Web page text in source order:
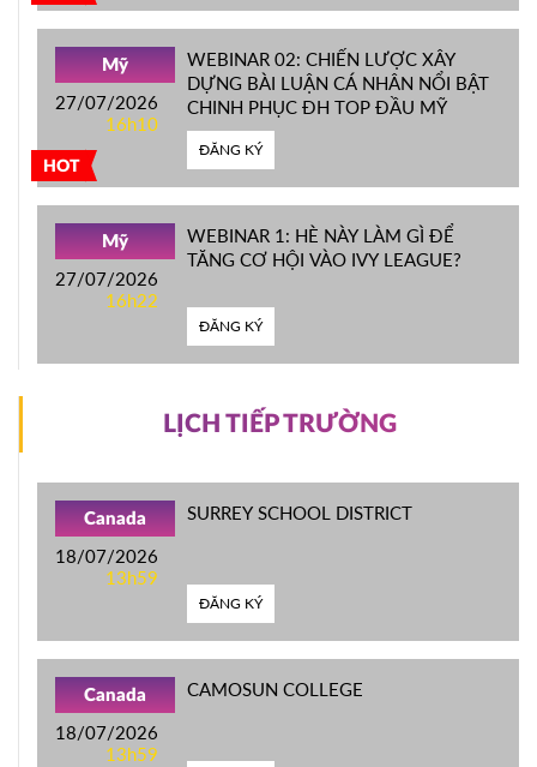
HOT
Mỹ
27/07/2026
16h10
WEBINAR 02: CHIẾN LƯỢC XÂY
DỰNG BÀI LUẬN CÁ NHÂN NỔI BẬT
CHINH PHỤC ĐH TOP ĐẦU MỸ
ĐĂNG KÝ
Mỹ
27/07/2026
16h22
WEBINAR 1: HÈ NÀY LÀM GÌ ĐỂ
TĂNG CƠ HỘI VÀO IVY LEAGUE?
ĐĂNG KÝ
LỊCH TIẾP TRƯỜNG
Canada
18/07/2026
13h59
SURREY SCHOOL DISTRICT
ĐĂNG KÝ
Canada
18/07/2026
13h59
CAMOSUN COLLEGE